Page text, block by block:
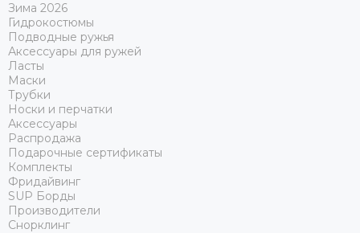
Зима 2026
Гидрокостюмы
Подводные ружья
Аксессуары для ружей
Ласты
Маски
Трубки
Носки и перчатки
Аксессуары
Распродажа
Подарочные сертификаты
Комплекты
Фридайвинг
SUP Борды
Производители
Снорклинг